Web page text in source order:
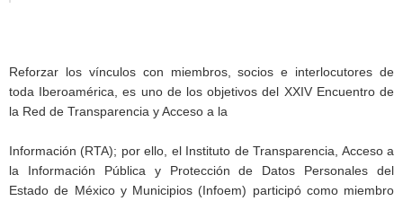
Reforzar los vínculos con miembros, socios e interlocutores de
toda Iberoamérica, es uno de los objetivos del XXIV Encuentro de
la Red de Transparencia y Acceso a la
Información (RTA); por ello, el Instituto de Transparencia, Acceso a
la Información Pública y Protección de Datos Personales del
Estado de México y Municipios (Infoem) participó como miembro